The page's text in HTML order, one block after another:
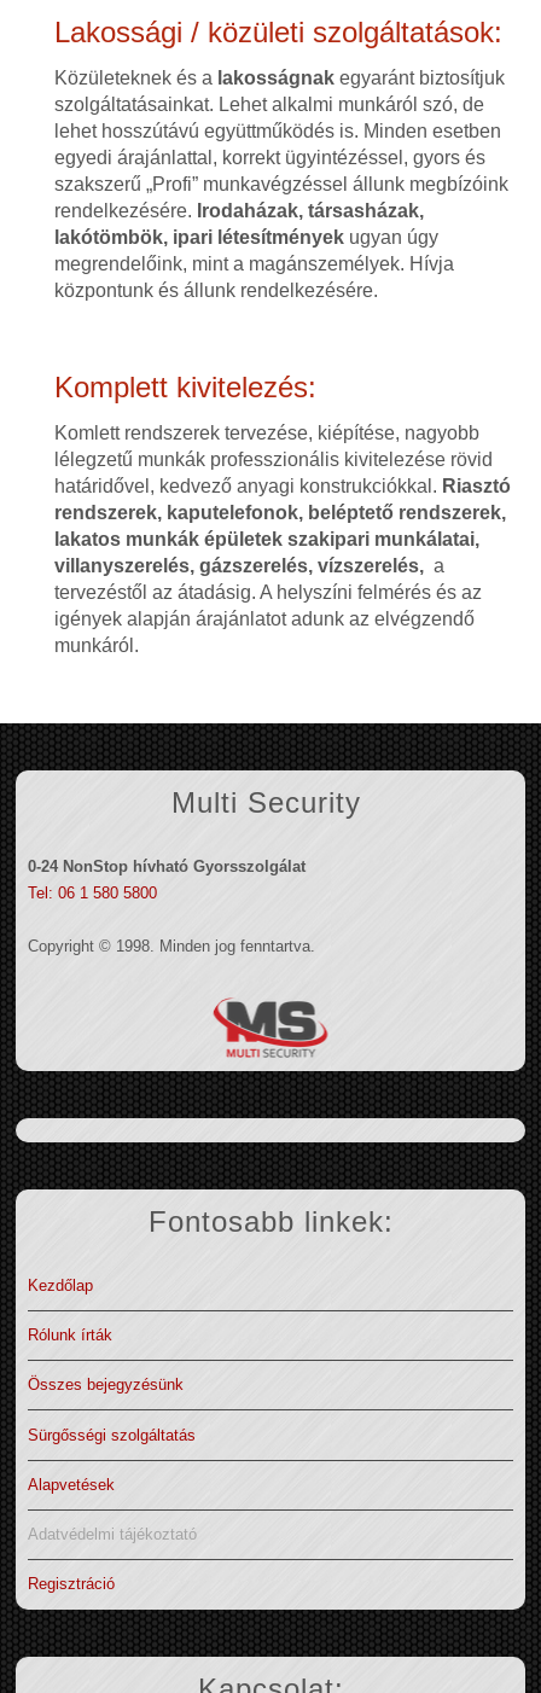
Lakossági / közületi szolgáltatások:
Közületeknek és a lakosságnakegyaránt biztosítjuk
szolgáltatásainkat. Lehet alkalmi munkáról szó, de
lehet hosszútávú együttműködés is. Minden esetben
egyedi árajánlattal, korrekt ügyintézéssel, gyors és
szakszerű „Profi” munkavégzéssel állunk megbízóink
rendelkezésére. Irodaházak, társasházak,
lakótömbök, ipari létesítményekugyan úgy
megrendelőink, mint a magánszemélyek. Hívja
központunk és állunk rendelkezésére.
Komplett kivitelezés:
Komlett rendszerek tervezése, kiépítése, nagyobb
lélegzetű munkák professzionális kivitelezése rövid
határidővel, kedvező anyagi konstrukciókkal. Riasztó
rendszerek, kaputelefonok, beléptető rendszerek,
lakatos munkák épületek szakipari munkálatai,
villanyszerelés, gázszerelés, vízszerelés,a
tervezéstől az átadásig. A helyszíni felmérés és az
igények alapján árajánlatot adunk az elvégzendő
munkáról.
Multi Security
0-24 NonStop hívható Gyorsszolgálat
Tel: 06 1 580 5800
Copyright © 1998. Minden jog fenntartva.
Fontosabb linkek:
Kezdőlap
Rólunk írták
Összes bejegyzésünk
Sürgősségi szolgáltatás
Alapvetések
Adatvédelmi tájékoztató
Regisztráció